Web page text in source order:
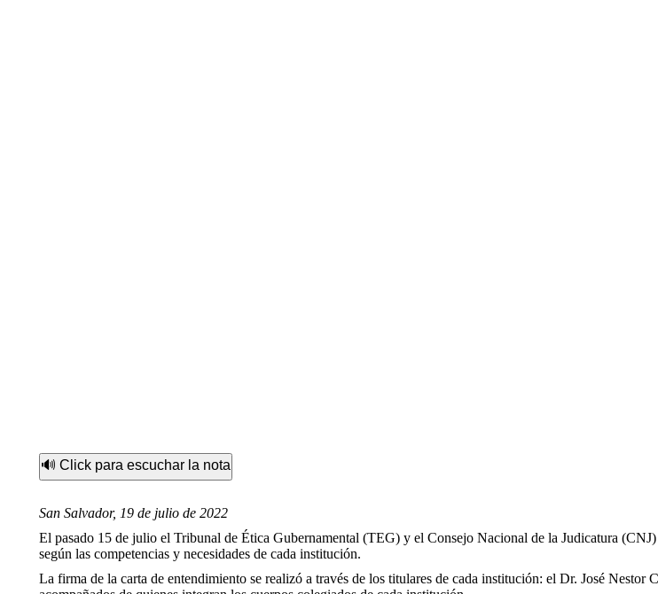
🔊 Click para escuchar la nota
San Salvador, 19 de julio de 2022
El pasado 15 de julio el Tribunal de Ética Gubernamental (TEG) y el Consejo Nacional de la Judicatura
según las competencias y necesidades de cada institución.
La firma de la carta de entendimiento se realizó a través de los titulares de cada institución: el Dr. José